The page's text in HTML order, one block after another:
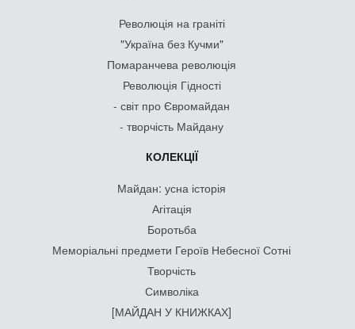
Революція на граніті
"Україна без Кучми"
Помаранчева революція
Революція Гідності
- світ про Євромайдан
- творчість Майдану
КОЛЕКЦІЇ
Майдан: усна історія
Агітація
Боротьба
Меморіальні предмети Героїв Небесної Сотні
Творчість
Символіка
[МАЙДАН У КНИЖКАХ]